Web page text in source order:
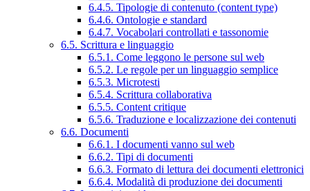
6.4.5. Tipologie di contenuto (content type)
6.4.6. Ontologie e standard
6.4.7. Vocabolari controllati e tassonomie
6.5. Scrittura e linguaggio
6.5.1. Come leggono le persone sul web
6.5.2. Le regole per un linguaggio semplice
6.5.3. Microtesti
6.5.4. Scrittura collaborativa
6.5.5. Content critique
6.5.6. Traduzione e localizzazione dei contenuti
6.6. Documenti
6.6.1. I documenti vanno sul web
6.6.2. Tipi di documenti
6.6.3. Formato di lettura dei documenti elettronici
6.6.4. Modalità di produzione dei documenti